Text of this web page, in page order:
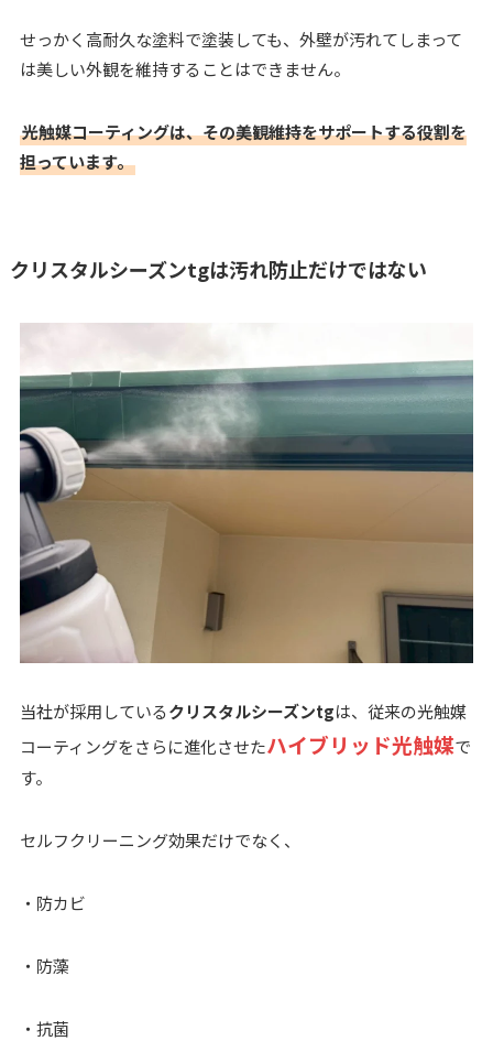
せっかく高耐久な塗料で塗装しても、外壁が汚れてしまって
は美しい外観を維持することはできません。
光触媒コーティングは、その美観維持をサポートする役割を
担っています。
クリスタルシーズンtgは汚れ防止だけではない
当社が採用しているクリスタルシーズンtgは、従来の光触媒
コーティングをさらに進化させたハイブリッド光触媒で
す。
セルフクリーニング効果だけでなく、
・防カビ
・防藻
・抗菌